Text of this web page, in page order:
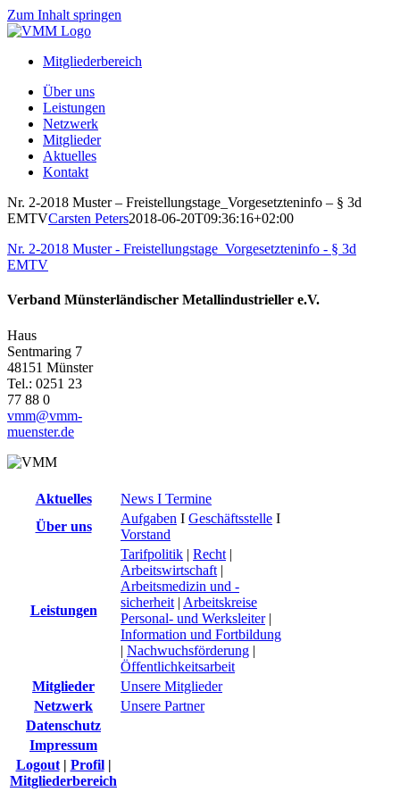
Zum Inhalt springen
Mitgliederbereich
Über uns
Leistungen
Netzwerk
Mitglieder
Aktuelles
Kontakt
Nr. 2-2018 Muster – Freistellungstage_Vorgesetzteninfo – § 3d
EMTVCarsten Peters2018-06-20T09:36:16+02:00
Nr. 2-2018 Muster - Freistellungstage_Vorgesetzteninfo - § 3d
EMTV
Verband Münsterländischer Metallindustrieller e.V.
Haus
Sentmaring 7
48151 Münster
Tel.: 0251 23
77 88 0
vmm@vmm-
muenster.de
Aktuelles
News I Termine
Über uns
Aufgaben I Geschäftsstelle I
Vorstand
Leistungen
Tarifpolitik | Recht |
Arbeitswirtschaft |
Arbeitsmedizin und -
sicherheit | Arbeitskreise
Personal- und Werksleiter|
Information und Fortbildung
| Nachwuchsförderung |
Öffentlichkeitsarbeit
Mitglieder
Unsere Mitglieder
Netzwerk
Unsere Partner
Datenschutz
Impressum
Logout| Profil|
Mitgliederbereich